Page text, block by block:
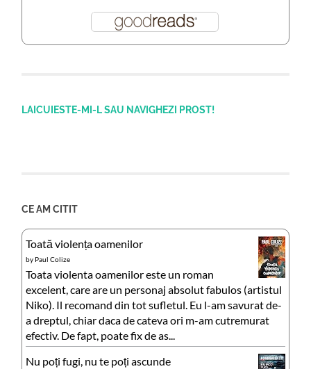
LAICUIESTE-MI-L SAU NAVIGHEZI PROST!
CE AM CITIT
Toată violența oamenilor
by Paul Colize
Toata violenta oamenilor este un roman
excelent, care are un personaj absolut fabulos (artistul
Niko). Il recomand din tot sufletul. Eu l-am savurat de-
a dreptul, chiar daca de cateva ori m-am cutremurat
efectiv. De fapt, poate fix de as...
Nu poți fugi, nu te poți ascunde